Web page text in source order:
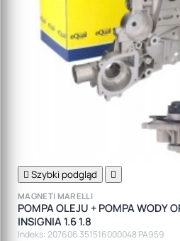
 Szybki podgląd 
MAGNETI MARELLI
POMPA OLEJU + POMPA WODY
INSIGNIA 1.6 1.8
Indeks: 207606 351516000048 PA959